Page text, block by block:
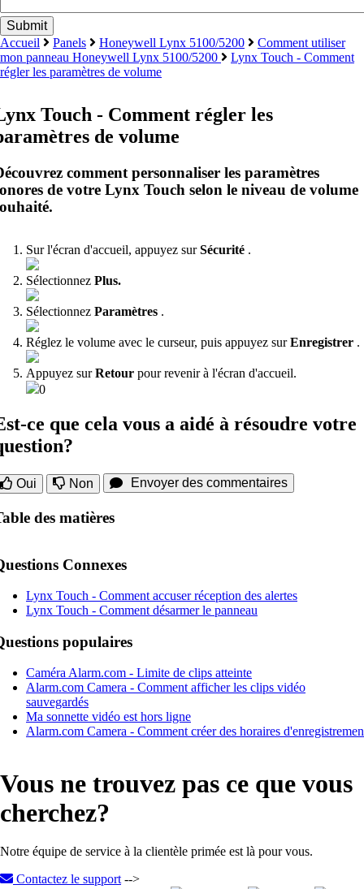
Accueil Panels Honeywell Lynx 5100/5200
Comment utiliser
mon panneau Honeywell Lynx 5100/5200
Lynx Touch - Comment
régler les paramètres de volume
Touch - Comment régler les
de volume
comment personnaliser les paramètres
de votre Lynx Touch selon le niveau de volume
Sur l'écran d'accueil, appuyez surSécurité .
Sélectionnez Plus.
Sélectionnez Paramètres .
Réglez le volume avec le curseur, puis appuyez surEnregistrer .
Appuyez surRetour pour revenir à l'écran d'accueil.
0
ce que cela vous a aidé à résoudre votre
Oui Non Envoyer des commentaires
des matières
Connexes
Lynx Touch - Comment accuser réception des alertes
Lynx Touch - Comment désarmer le panneau
populaires
Caméra Alarm.com - Limite de clips atteinte
Alarm.com Camera - Comment afficher les clips vidéo
sauvegardés
Ma sonnette vidéo est hors ligne
Alarm.com Camera - Comment créer des horaires
Vous ne trouvez pas ce que vous
cherchez?
Notre équipe de service à la clientèle primée est là pour vous.
Contactez le support-->